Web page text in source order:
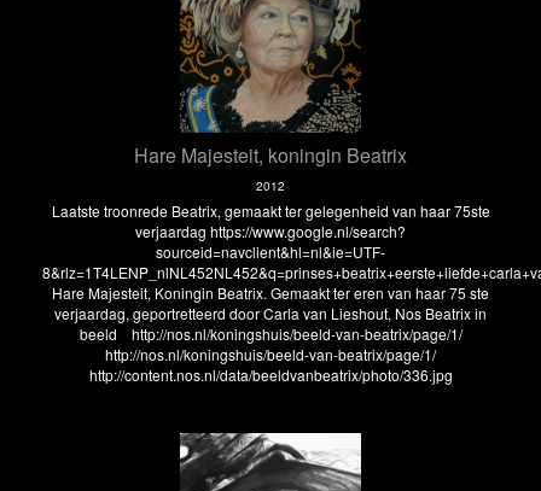
Hare Majesteit, koningin Beatrix
2012
Laatste troonrede Beatrix, gemaakt ter gelegenheid van haar 75ste
verjaardag https://www.google.nl/search?
sourceid=navclient&hl=nl&ie=UTF-
Hare Majesteit, Koningin Beatrix. Gemaakt ter eren van haar 75 ste
verjaardag, geportretteerd door Carla van Lieshout, Nos Beatrix in
beeld
http://nos.nl/koningshuis/beeld-van-beatrix/page/1/
http://nos.nl/koningshuis/beeld-van-beatrix/page/1/
http://content.nos.nl/data/beeldvanbeatrix/photo/336.jpg